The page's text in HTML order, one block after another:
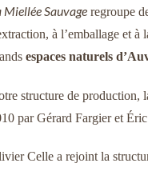
Miellée Sauvage regroupe
à l’emballage et à
espaces naturels
structure de production,
par Gérard Fargier et
Celle a rejoint la